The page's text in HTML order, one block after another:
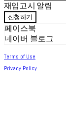
재입고 시 알림
신청하기
페이스북
네이버 블로그
Terms of Use
Privacy Policy